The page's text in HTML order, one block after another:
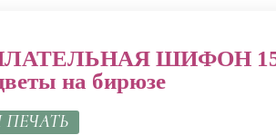
ШИФОН
на бирюзе